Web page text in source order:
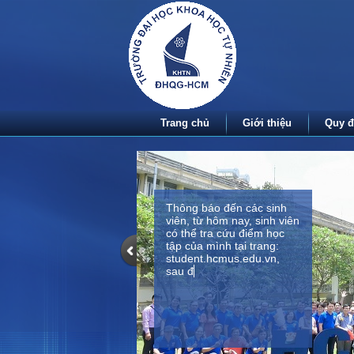
Thông báo đến các sinh
viên, từ hôm nay, sinh viên
có thể tra cứu điểm học
tập của mình tại trang:
student.hcmus.edu.vn,
sau đó vào mục kết
Trang chủ Giới thiệu Quy